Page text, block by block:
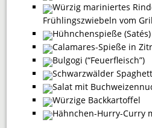
Würzig mariniertes
Frühlingszwiebeln vom
Hühnchenspieße
Calamares-Spieße in
Bulgogi (“Feuerfleisch”)
Schwarzwälder
Salat mit
Würzige Backkartoffel
Hähnchen-Hurry-Curry